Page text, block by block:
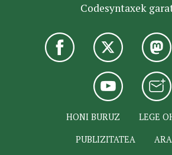
Codesyntaxek
HONI BURUZ
LEGE
PUBLIZITATEA